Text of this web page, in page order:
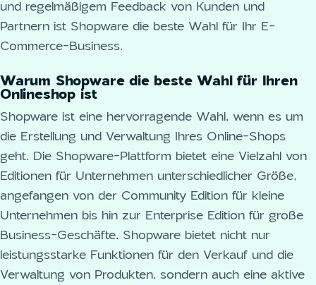
und regelmäßigem Feedback von Kunden und
Partnern ist Shopware die beste Wahl für Ihr E-
Commerce-Business.
Warum Shopware die beste Wahl für Ihren
Onlineshop ist
Shopware ist eine hervorragende Wahl, wenn es um
die Erstellung und Verwaltung Ihres Online-Shops
geht. Die Shopware-Plattform bietet eine Vielzahl von
Editionen für Unternehmen unterschiedlicher Größe,
angefangen von der Community Edition für kleine
Unternehmen bis hin zur Enterprise Edition für große
Business-Geschäfte. Shopware bietet nicht nur
leistungsstarke Funktionen für den Verkauf und die
Verwaltung von Produkten, sondern auch eine aktive